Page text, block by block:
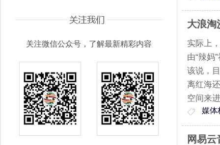
关注微信公众号，了解最新精彩内容
大浪淘
实际上
由“辣妈
该说，
离红海
空间来
媒体
网易